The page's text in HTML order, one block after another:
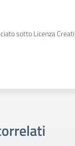
sotto Licenza